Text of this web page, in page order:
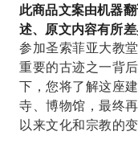
验。
此商品文案由机器
述、原文内容有所差
参加圣索菲亚大教
重要的古迹之一背
下，您将了解这座
寺、博物馆，最终
以来文化和宗教的变